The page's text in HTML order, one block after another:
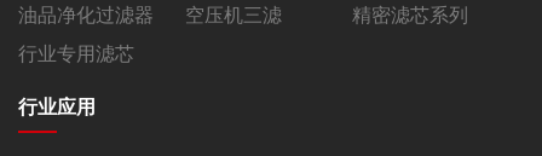
油品净化过滤器
空压机三滤
精密滤芯系列
行业专用滤芯
行业应用